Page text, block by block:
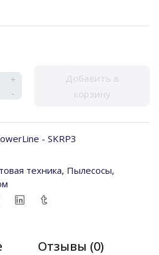
+
-
Добавить в
корзину
- SKRP3
техника, Пылесосы,
Отзывы (0)